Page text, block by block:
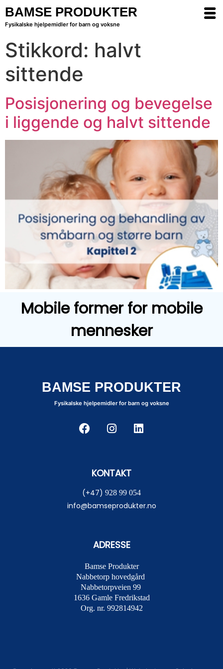
BAMSE PRODUKTER
Fysikalske hjelpemidler for barn og voksne
Stikkord: halvt
sittende
Posisjonering og bevegelse
i liggende og halvt sittende
Mobile former for mobile
mennesker
BAMSE PRODUKTER
Fysikalske hjelpemidler for barn og voksne
KONTAKT
(+47) 928 99 054
info@bamseprodukter.no
ADRESSE
Bamse Produkter
Nabbetorp hovedgård
Nabbetorpveien 99
1636 Gamle Fredrikstad
Org. nr. 992814942